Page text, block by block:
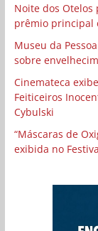
Noite dos
prêmio principal
Museu da
sobre
Cinemateca
Feiticeiros
Cybulski
“Máscaras de
exibida no